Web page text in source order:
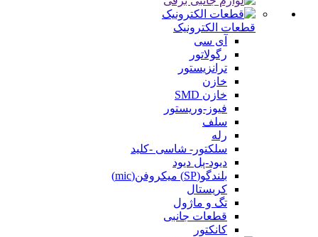
قطعات الکترونیک
آی سی
رگولاتور
ترانزیستور
خازن
خازن SMD
فیوز-وریستور
سلف
رله
سلکتور- شاسی -کلید
دیود-پل دیود
بلندگو(SP) میکروفن(mic)
کریستال
تگ و ماژول
قطعات جانبی
کانکتور